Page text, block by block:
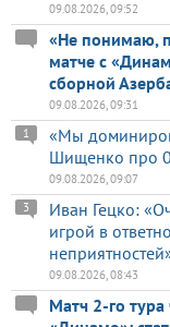
09.08.2026, 09:52
«Не понимаю,
матче с
сборной
09.08.2026, 09:31
«Мы
Шищенко про
1
09.08.2026, 09:07
Иван Гецко:
игрой в
3
09.08.2026, 08:43
Матч 2-го